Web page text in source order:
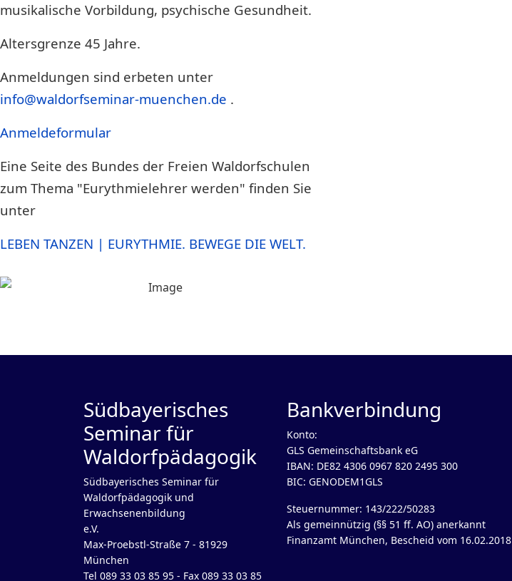
musikalische Vorbildung, psychische Gesundheit.
Altersgrenze 45 Jahre.
Anmeldungen sind erbeten unter
info@waldorfseminar-muenchen.de .
Anmeldeformular
Eine Seite des Bundes der Freien Waldorfschulen
zum Thema "Eurythmielehrer werden" finden Sie
unter
LEBEN TANZEN | EURYTHMIE. BEWEGE DIE WELT.
Südbayerisches
Seminar für
Waldorfpädagogik
Südbayerisches Seminar für
Waldorfpädagogik und
Erwachsenenbildung
e.V.
Max-Proebstl-Straße 7 - 81929
München
Tel 089 33 03 85 95 - Fax 089 33 03 85
Bankverbindung
Konto:
GLS Gemeinschaftsbank eG
IBAN: DE82 4306 0967 820 2495 300
BIC: GENODEM1GLS
Steuernummer: 143/222/50283
Als gemeinnützig (§§ 51 ff. AO) anerkannt
Finanzamt München, Bescheid vom 16.02.2018